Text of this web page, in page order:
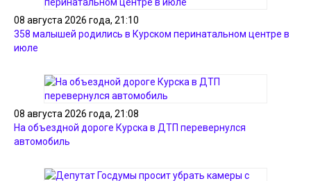
08 августа 2026 года, 21:10
358 малышей родились в Курском перинатальном центре в
июле
08 августа 2026 года, 21:08
На объездной дороге Курска в ДТП перевернулся
автомобиль